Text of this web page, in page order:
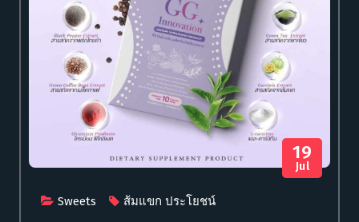
Sweets ส้มแขก ประโยชน์
19
Jul